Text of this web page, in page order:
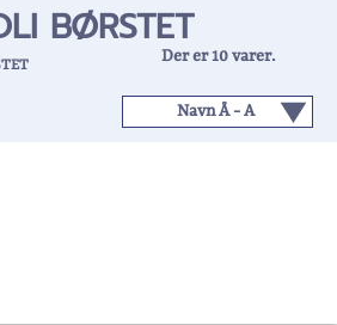
Der er 10 varer.
BØRSTET